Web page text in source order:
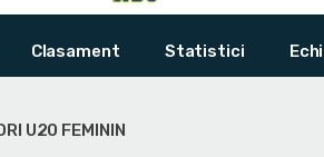
Clasament Statistici
U20 FEMININ